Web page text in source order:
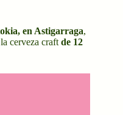
en Astigarraga,
cerveza craft de 12